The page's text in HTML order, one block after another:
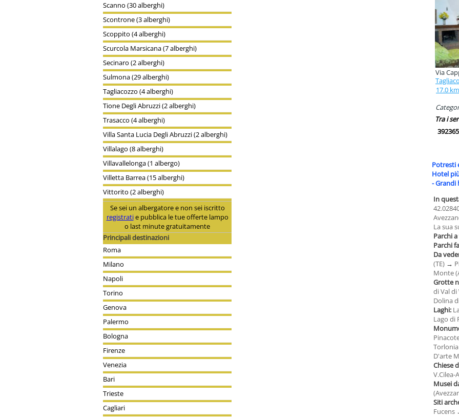
Via
17.0 km
Tra i
Potresti
Hotel
-Grandi
In
La sua
Parchi
Parchi
Da
(TE) →
Monte
Grotte
di Val di
Dolina
Laghi:
Lago di
D'arte
Chiese
V.Cilea-
Musei
Siti
Fucens
Scanno (30 alberghi)
Scontrone (3 alberghi)
Scoppito (4 alberghi)
Scurcola Marsicana (7 alberghi)
Secinaro (2 alberghi)
Sulmona (29 alberghi)
Tagliacozzo (4 alberghi)
Tione Degli Abruzzi (2 alberghi)
Trasacco (4 alberghi)
Villa Santa Lucia Degli Abruzzi (2 alberghi)
Villalago (8 alberghi)
Villavallelonga (1 albergo)
Villetta Barrea (15 alberghi)
Vittorito (2 alberghi)
Se sei un albergatore e non sei iscritto
registratie pubblica le tue offerte lampo
o last minute gratuitamente
Principali destinazioni
Roma
Milano
Napoli
Torino
Genova
Palermo
Bologna
Firenze
Venezia
Bari
Trieste
Cagliari